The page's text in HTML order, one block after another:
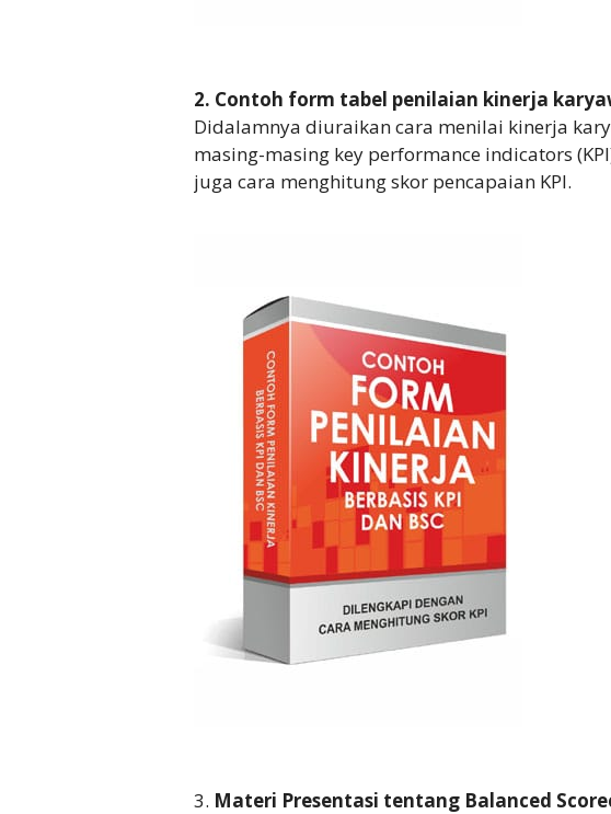
2. Contoh form tabel penilaian kinerja
Didalamnya diuraikan cara menilai kinerja
masing-masing key performance indicators
juga cara menghitung skor pencapaian KPI.
3. Materi Presentasi tentang Balanced